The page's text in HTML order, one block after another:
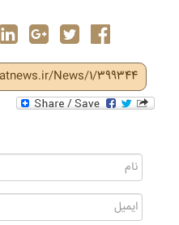
News/1/399344